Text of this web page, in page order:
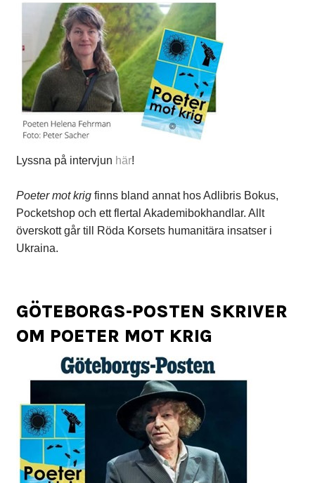
Lyssna på intervjun här!
Poeter mot krig finns bland annat hos Adlibris Bokus,
Pocketshop och ett flertal Akademibokhandlar. Allt
överskott går till Röda Korsets humanitära insatser i
Ukraina.
GÖTEBORGS-POSTEN SKRIVER
OM POETER MOT KRIG